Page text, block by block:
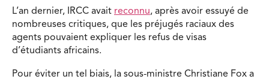
L’an dernier, IRCC avait reconnu, après avoir essuyé de
nombreuses critiques, que les préjugés raciaux des
agents pouvaient expliquer les refus de visas
d’étudiants africains.
Pour éviter un tel biais, la sous-ministre Christiane Fox a